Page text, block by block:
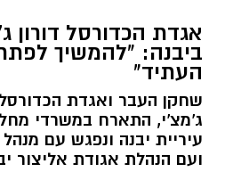
אגדת הכדורסל דורון
ביבנה: "להמשיך
העתיד"
שחקן העבר ואגדת הכדורסל
ג'מצ'י, התארח במשרדי
עיריית יבנה ונפגש עם
ועם הנהלת אגודת אליצור